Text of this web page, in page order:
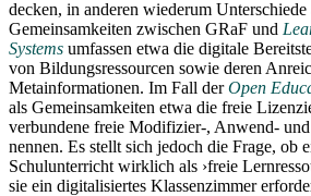
decken, in anderen wiederum
Gemeinsamkeiten zwischen GRaF und
Systems umfassen etwa die digitale
von Bildungsressourcen sowie deren
Metainformationen. Im Fall derOpen
als Gemeinsamkeiten etwa die freie
verbundene freie Modifizier-, Anwend-
nennen. Es stellt sich jedoch die Frage, ob
Schulunterricht wirklich als ›freie
sie ein digitalisiertes Klassenzimmer